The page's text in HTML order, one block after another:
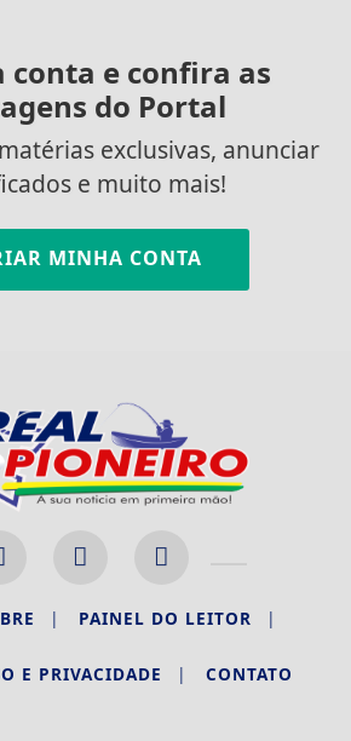
conta e confira as
do Portal
exclusivas, anunciar
e muito mais!
MINHA CONTA
| PAINEL DO LEITOR |
E PRIVACIDADE | CONTATO